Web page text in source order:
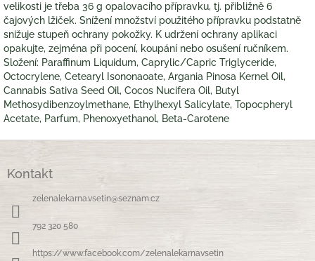
velikosti je třeba 36 g opalovacího přípravku, tj. přibližně 6
čajových lžiček. Snížení množství použitého přípravku podstatně
snižuje stupeň ochrany pokožky. K udržení ochrany aplikaci
opakujte, zejména při pocení, koupání nebo osušení ručníkem.
Složení: Paraffinum Liquidum, Caprylic/Capric Triglyceride,
Octocrylene, Cetearyl Isononaoate, Argania Pinosa Kernel Oil,
Cannabis Sativa Seed Oil, Cocos Nucifera Oil, Butyl
Methosydibenzoylmethane, Ethylhexyl Salicylate, Topocpheryl
Acetate, Parfum, Phenoxyethanol, Beta-Carotene
Kontakt
zelenalekarna.vsetin@seznam.cz
792 320 580
https://www.facebook.com/zelenalekarnavsetin